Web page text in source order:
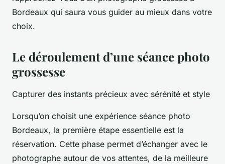
Bordeaux qui saura vous guider au mieux dans votre
choix.
Le déroulement d’une séance photo
grossesse
Capturer des instants précieux avec sérénité et style
Lorsqu’on choisit une expérience séance photo
Bordeaux, la première étape essentielle est la
réservation. Cette phase permet d’échanger avec le
photographe autour de vos attentes, de la meilleure